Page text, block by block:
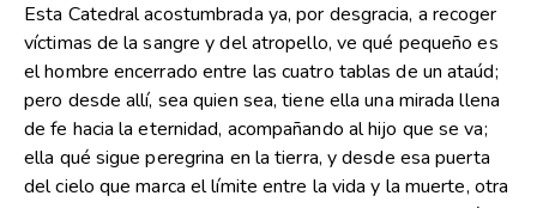
Esta Catedral acostumbrada ya, por desgracia, a recoger
víctimas de la sangre y del atropello, ve qué pequeño es
el hombre encerrado entre las cuatro tablas de un ataúd;
pero desde allí, sea quien sea, tiene ella una mirada llena
de fe hacia la eternidad, acompañando al hijo que se va;
ella qué sigue peregrina en la tierra, y desde esa puerta
del cielo que marca el límite entre la vida y la muerte, otra